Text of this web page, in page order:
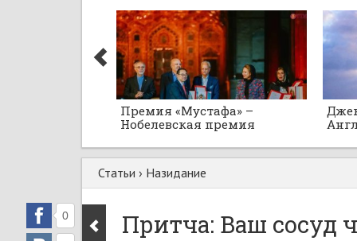
Премия «Мустафа» –
Нобелевская премия
Статьи › Назидание
Притча: Ваш сосуд
0